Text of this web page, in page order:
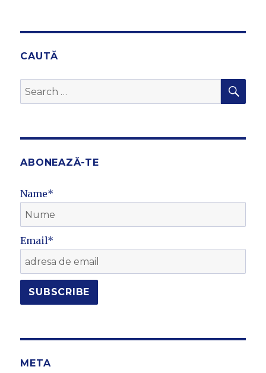
CAUTĂ
Search
for:
ABONEAZĂ-TE
Name*
Email*
META